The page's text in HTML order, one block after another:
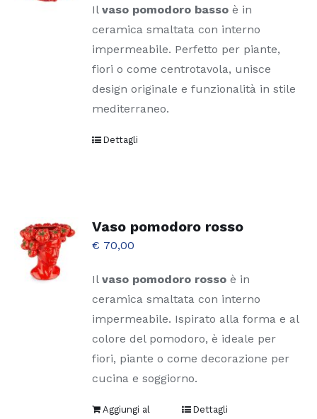
Ilvaso pomodoro basso è in
ceramica smaltata con interno
impermeabile. Perfetto per piante,
fiori o come centrotavola, unisce
design originale e funzionalità in stile
mediterraneo.
Dettagli
Vaso pomodoro rosso
€ 70,00
Ilvaso pomodoro rosso è in
ceramica smaltata con interno
impermeabile. Ispirato alla forma e al
colore del pomodoro, è ideale per
fiori, piante o come decorazione per
cucina e soggiorno.
Aggiungi al
Dettagli